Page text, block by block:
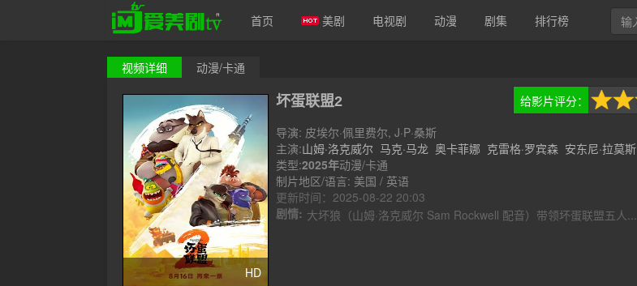
首页 美剧 电视剧 动漫 剧集 排行榜
视频详细 动漫/卡通
HD
给影片评分：
坏蛋联盟2
导演: 皮埃尔·佩里费尔, J·P·桑斯
主演:山姆·洛克威尔 马克·马龙 奥卡菲娜 克雷格·罗宾森 安东尼·拉莫斯
鲁克斯 娜塔莎·雷昂 玛丽..
类型:2025年动漫/卡通
制片地区/语言: 美国 / 英语
更新时间：2025-08-22 20:03
剧情: 大坏狼（山姆·洛克威尔 Sam Rockwell 配音）带领坏蛋联盟五人...